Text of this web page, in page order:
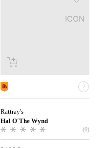
ICON
Rattray's
Hal O´The Wynd
(0)